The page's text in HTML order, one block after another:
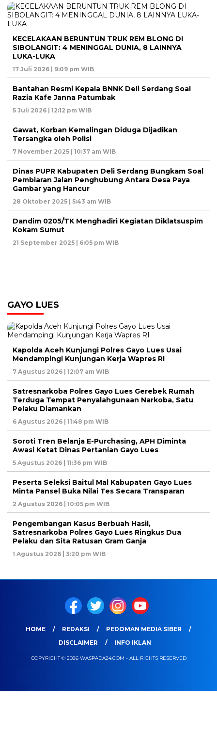
KECELAKAAN BERUNTUN TRUK REM BLONG DI
SIBOLANGIT: 4 MENINGGAL DUNIA, 8 LAINNYA
LUKA-LUKA
17 Juli 2026 | 9:09 pm WIB
Bantahan Resmi Kepala BNNK Deli Serdang Soal
Razia Kafe Janna Patumbak
5 Juli 2026 | 12:12 pm WIB
Gawat, Korban Kemalingan Diduga Dijadikan
Tersangka oleh Polisi
7 November 2025 | 10:37 am WIB
Dinas PUPR Kabupaten Deli Serdang Bungkam Soal
Pembiaran Jalan Penghubung Antara Desa Paya
Gambar yang Hancur
28 Oktober 2025 | 5:43 am WIB
Dandim 0205/TK Menghadiri Kegiatan Diklatsuspim
Kokam Sumut
21 September 2025 | 6:05 pm WIB
GAYO LUES
Kapolda Aceh Kunjungi Polres Gayo Lues Usai
Mendampingi Kunjungan Kerja Wapres RI
7 Agustus 2026 | 12:07 am WIB
Satresnarkoba Polres Gayo Lues Gerebek Rumah
Terduga Tempat Penyalahgunaan Narkoba, Satu
Pelaku Diamankan
6 Agustus 2026 | 11:48 pm WIB
Soroti Tren Belanja E-Purchasing, APH Diminta
Awasi Ketat Dinas Pertanian Gayo Lues
5 Agustus 2026 | 11:36 pm WIB
Peserta Seleksi Baitul Mal Kabupaten Gayo Lues
Minta Pansel Buka Nilai Tes Secara Transparan
2 Agustus 2026 | 10:05 pm WIB
Pengembangan Kasus Berbuah Hasil,
Satresnarkoba Polres Gayo Lues Ringkus Dua
Pelaku dan Sita Ratusan Gram Ganja
1 Agustus 2026 | 3:20 pm WIB
HOME REDAKSI
PEDOMAN MEDIA SIBER
DISCLAIMER
INFO IKLAN
COPYRIGHT © 2026 WASPADA24.COM - ALL RIGHTS RESERVED